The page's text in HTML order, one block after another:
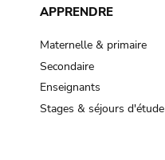
APPRENDRE
Maternelle & primaire
Secondaire
Enseignants
Stages & séjours d'étude